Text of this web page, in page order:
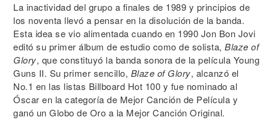
La inactividad del grupo a finales de 1989 y principios de
los noventa llevó a pensar en la disolución de la banda.
Esta idea se vio alimentada cuando en 1990 Jon Bon Jovi
editó su primer álbum de estudio como de solista, Blaze of
Glory, que constituyó la banda sonora de la película Young
Guns II. Su primer sencillo, Blaze of Glory, alcanzó el
No.1 en las listas Billboard Hot 100 y fue nominado al
Óscar en la categoría de Mejor Canción de Película y
ganó un Globo de Oro a la Mejor Canción Original.